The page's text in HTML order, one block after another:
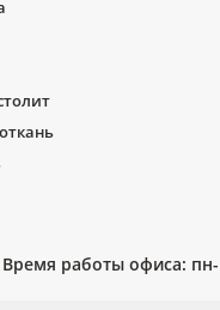
Время работы офиса: